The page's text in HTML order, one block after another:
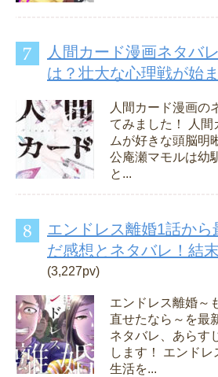
人間カード漫画ネタバ
は？壮大な心理戦が始
人間カード漫画の
てみました！ 人間
ムが好きな頭脳明
公庵瀬マモルは幼
と...
エンドレス離婚1話から
だ感想とネタバレ！結
(3,227pv)
エンドレス離婚～
直せたなら～を最
ネタバレ、あらす
します！ エンド
生活を...